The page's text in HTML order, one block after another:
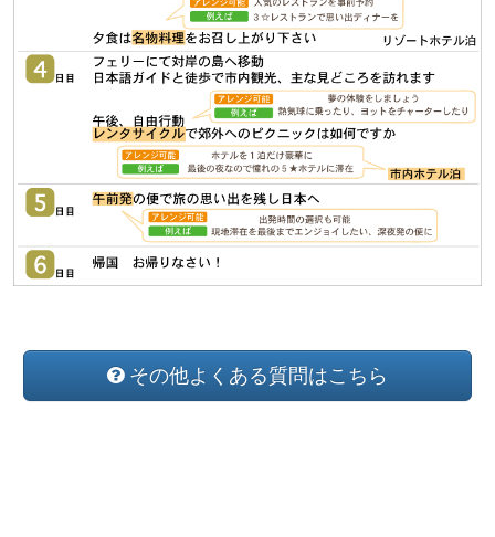
その他よくある質問はこちら